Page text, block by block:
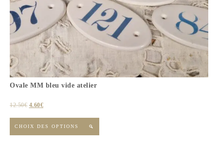
Ovale MM bleu vide atelier
12.50€ 4.60€
CHOIX DES OPTIONS 